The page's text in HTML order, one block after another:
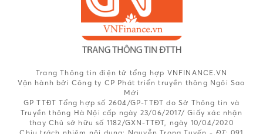
Trang Thông tin điện tử tổng hợp VNFINANCE.VN
Vận hành bởi Công ty CP Phát triển truyền thông Ngôi Sao
Mới
GP TTĐT Tổng hợp số 2604/GP-TTĐT do Sở Thông tin và
Truyền thông Hà Nội cấp ngày 23/06/2017/ Giấy xác nhận
thay Chủ sở hữu số 1182/GXN-TTĐT, ngày 10/04/2020